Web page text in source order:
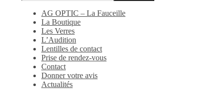
AG OPTIC – La Fauceille
La Boutique
Les Verres
L’Audition
Lentilles de contact
Prise de rendez-vous
Contact
Donner votre avis
Actualités